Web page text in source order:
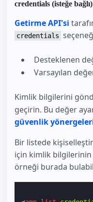
credentials (isteğe bağlı)
Getirme API'si
credentials
Desteklenen
Varsayılan
Kimlik bilgilerini
geçirin. Bu değer
güvenlik
Bir listede
için kimlik
örneği burada